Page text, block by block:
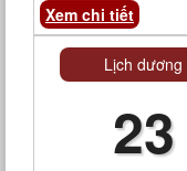
Xem chi tiết
Lịch dương
23